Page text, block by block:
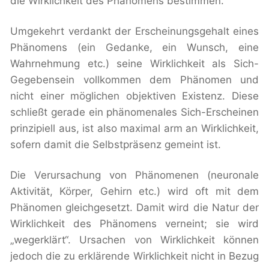
Umgekehrt verdankt der Erscheinungsgehalt eines
Phänomens (ein Gedanke, ein Wunsch, eine
Wahrnehmung etc.) seine Wirklichkeit als Sich-
Gegebensein vollkommen dem Phänomen und
nicht einer möglichen objektiven Existenz. Diese
schließt gerade ein phänomenales Sich-Erscheinen
prinzipiell aus, ist also maximal arm an Wirklichkeit,
sofern damit die Selbstpräsenz gemeint ist.
Die Verursachung von Phänomenen (neuronale
Aktivität, Körper, Gehirn etc.) wird oft mit dem
Phänomen gleichgesetzt. Damit wird die Natur der
Wirklichkeit des Phänomens verneint; sie wird
„wegerklärt“. Ursachen von Wirklichkeit können
jedoch die zu erklärende Wirklichkeit nicht in Bezug